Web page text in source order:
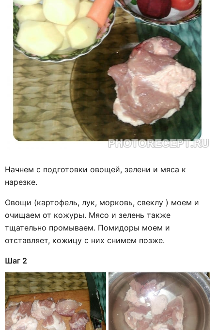
Начнем с подготовки овощей, зелени и мяса к
нарезке.
Овощи (картофель, лук, морковь, свеклу ) моем и
очищаем от кожуры. Мясо и зелень также
тщательно промываем. Помидоры моем и
отставляет, кожицу с них снимем позже.
Шаг 2